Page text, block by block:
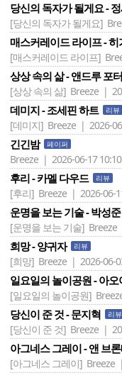
당신의 독자가 될게요 -
[당신의 독자가 될게요]
매스커레이드 라이프 -
[매스커레이드 라이프]
상상 속의 삶 - 앤드루 포터
[상상 속의 삶] Breeze |
데미지 - 조세핀 하트 리뷰
[데미지] Breeze | 2026-
긴긴밤 페이퍼
Breeze | 2026-06-17 10:10
후리 - 카멜 다우드 리뷰
[후리] Breeze | 2026-06-
운명을 보는 기술 - 박성준
[운명을 보는 기술] Breeze
희망 - 양귀자 리뷰
[희망] Breeze | 2026-06-
일요일의 놀이공원 - 아
[일요일의 놀이공원]
당신이 준 것 - 문지혁 리뷰
[당신이 준 것] Breeze |
아그네스 그레이 - 앤 브
[아그네스 그레이] Breeze